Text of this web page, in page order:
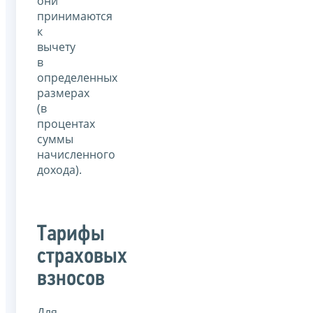
принимаются
к
вычету
в
определенных
размерах
(в
процентах
суммы
начисленного
дохода).
Тарифы
страховых
взносов